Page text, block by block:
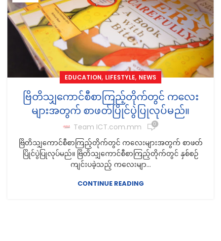
EDUCATION, LIFESTYLE, NEWS
ဗြိတိသျှကောင်စီစာကြည့်တိုက်တွင် ကလေး
များအတွက် စာဖတ်ပြိုင်ပွဲပြုလုပ်မည်။
Team ICT.com.mm 0
ဗြိတိသျှကောင်စီစာကြည့်တိုက်တွင် ကလေးများအတွက် စာဖတ်
ပြိုင်ပွဲပြုလုပ်မည်။ ဗြိတိသျှကောင်စီစာကြည့်တိုက်တွင် နှစ်စဉ်
ကျင်းပခဲ့သည့် ကလေးမျာ...
CONTINUE READING